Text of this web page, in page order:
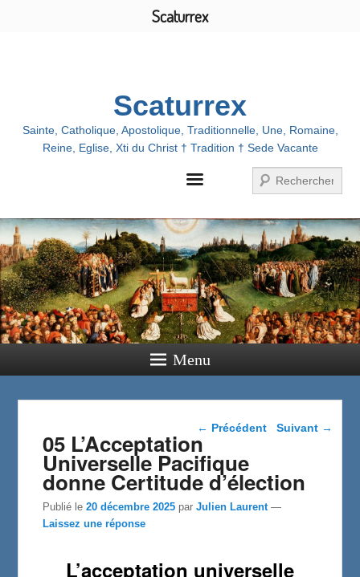
Menu
Scaturrex
Sainte, Catholique, Apostolique, Traditionnelle, Une, Romaine,
Reine, Eglise, Xti du Christ † Tradition † Sede Vacante
Recherche
Menu
Navigation dans les
← Précédent Suivant →
05 L’Acceptation
Universelle Pacifique
donne Certitude d’élection
Publié le20 décembre 2025 parJulien Laurent —
Laissez une réponse
L’acceptation universelle
Scaturrex